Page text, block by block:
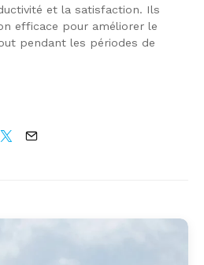
et la satisfaction. Ils
efficace pour améliorer le
pendant les périodes de